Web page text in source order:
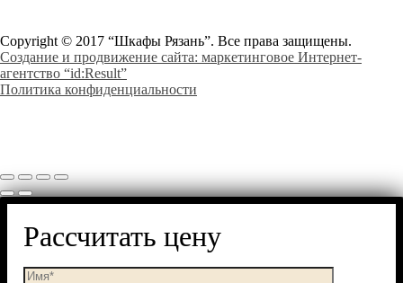
Copyright © 2017 “Шкафы Рязань”. Все права защищены.
Создание и продвижение сайта: маркетинговое Интернет-
агентство “id:Result”
Политика конфиденциальности
Рассчитать цену